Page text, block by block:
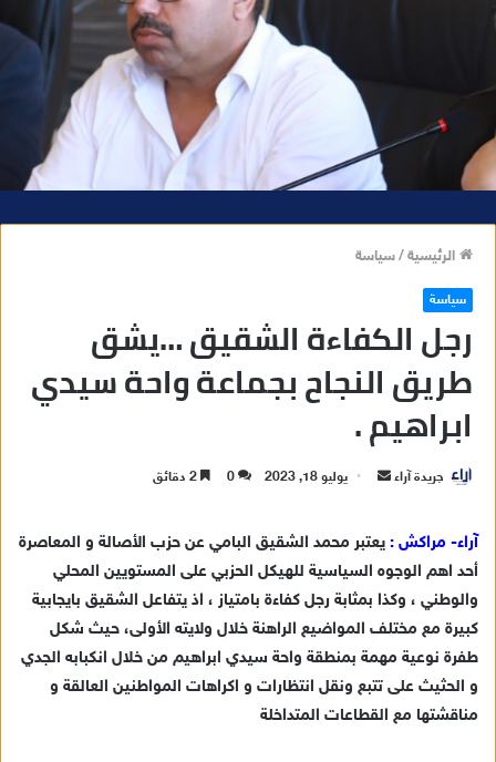
الرئيسية/سياسة
سياسة
رجل الكفاءة الشقيق …يشق
طريق النجاح بجماعة واحة سيدي
ابراهيم .
جريدة آراء
ي
د
ا
إ
يوليو 18, 2023 0
آراء- مراكش : يعتبر محمد الشقيق البامي عن حزب الأصالة و المعاصرة
أحد اهم الوجوه السياسية للهيكل الحزبي على المستويين المحلي
والوطني ، وكذا بمثابة رجل كفاءة بامتياز ، اذ يتفاعل الشقيق بايجابية
كبيرة مع مختلف المواضيع الراهنة خلال ولايته الأولى، حيث شكل
طفرة نوعية مهمة بمنطقة واحة سيدي ابراهيم من خلال انكبابه الجدي
و الحثيث على تتبع ونقل انتظارات و اكراهات المواطنين العالقة و
مناقشتها مع القطاعات المتداخلة